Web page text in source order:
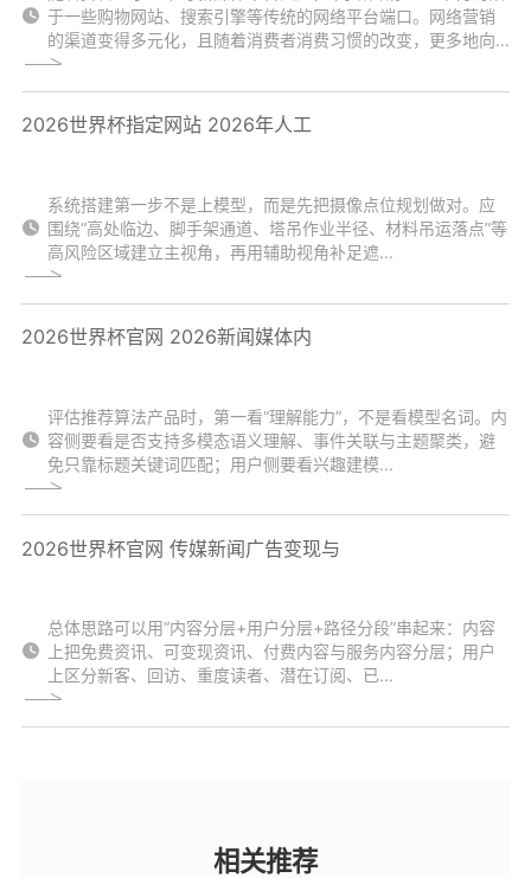
于一些购物网站、搜索引擎等传统的网络平台端口。网络营销
的渠道变得多元化，且随着消费者消费习惯的改变，更多地向...
2026世界杯指定网站 2026年人工
系统搭建第一步不是上模型，而是先把摄像点位规划做对。应
围绕“高处临边、脚手架通道、塔吊作业半径、材料吊运落点”等
高风险区域建立主视角，再用辅助视角补足遮...
2026世界杯官网 2026新闻媒体内
评估推荐算法产品时，第一看“理解能力”，不是看模型名词。内
容侧要看是否支持多模态语义理解、事件关联与主题聚类，避
免只靠标题关键词匹配；用户侧要看兴趣建模...
2026世界杯官网 传媒新闻广告变现与
总体思路可以用“内容分层+用户分层+路径分段”串起来：内容
上把免费资讯、可变现资讯、付费内容与服务内容分层；用户
上区分新客、回访、重度读者、潜在订阅、已...
相关推荐